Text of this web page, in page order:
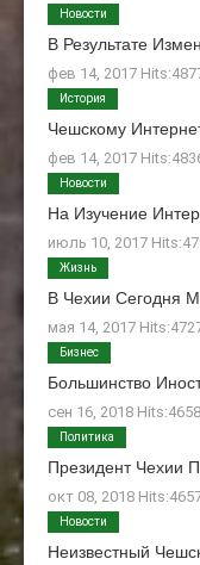
В Результате
фев 14, 2017
Новости
Чешскому
фев 14, 2017
История
На Изучение
июль 10, 2017
Новости
В Чехии Сегодня
мая 14, 2017
Жизнь
Большинство
сен 16, 2018 Hits:4658
Бизнес
Президент Чехии
окт 08, 2018
Политика
Неизвестный
Новости